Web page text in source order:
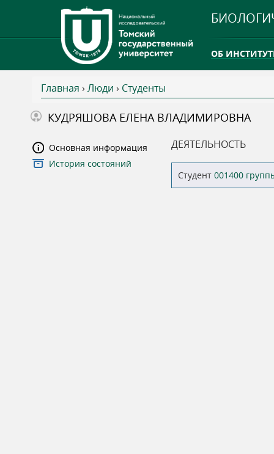
ОБ
ТГУ ОТКРЫЛ
В
ы
з
Главная › Люди › Студенты
КУДРЯШОВА ЕЛЕНА ВЛАДИМИРОВНА
Основная информация
История состояний
ДЕЯТЕЛЬНОСТЬ
Студент 001400